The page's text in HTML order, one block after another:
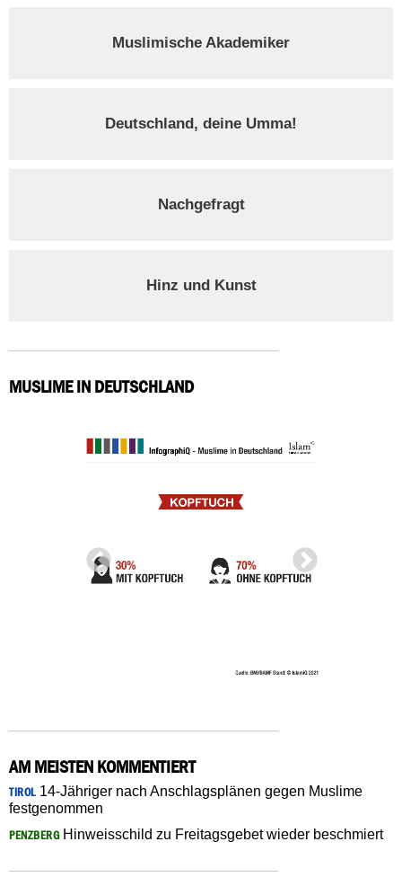
Muslimische Akademiker
Deutschland, deine Umma!
Nachgefragt
Hinz und Kunst
MUSLIME IN DEUTSCHLAND
AM MEISTEN KOMMENTIERT
TIROL14-Jähriger nach Anschlagsplänen gegen Muslime
festgenommen
PENZBERGHinweisschild zu Freitagsgebet wieder beschmiert